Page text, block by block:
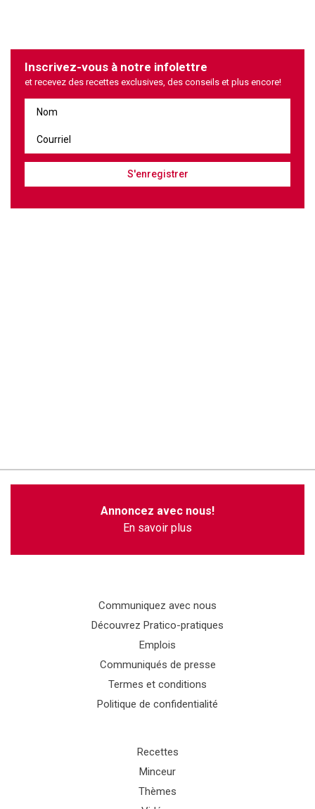
Inscrivez-vous à notre infolettre
et recevez des recettes exclusives, des conseils et plus encore!
Annoncez avec nous!
En savoir plus
Communiquez avec nous
Découvrez Pratico-pratiques
Emplois
Communiqués de presse
Termes et conditions
Politique de confidentialité
Recettes
Minceur
Thèmes